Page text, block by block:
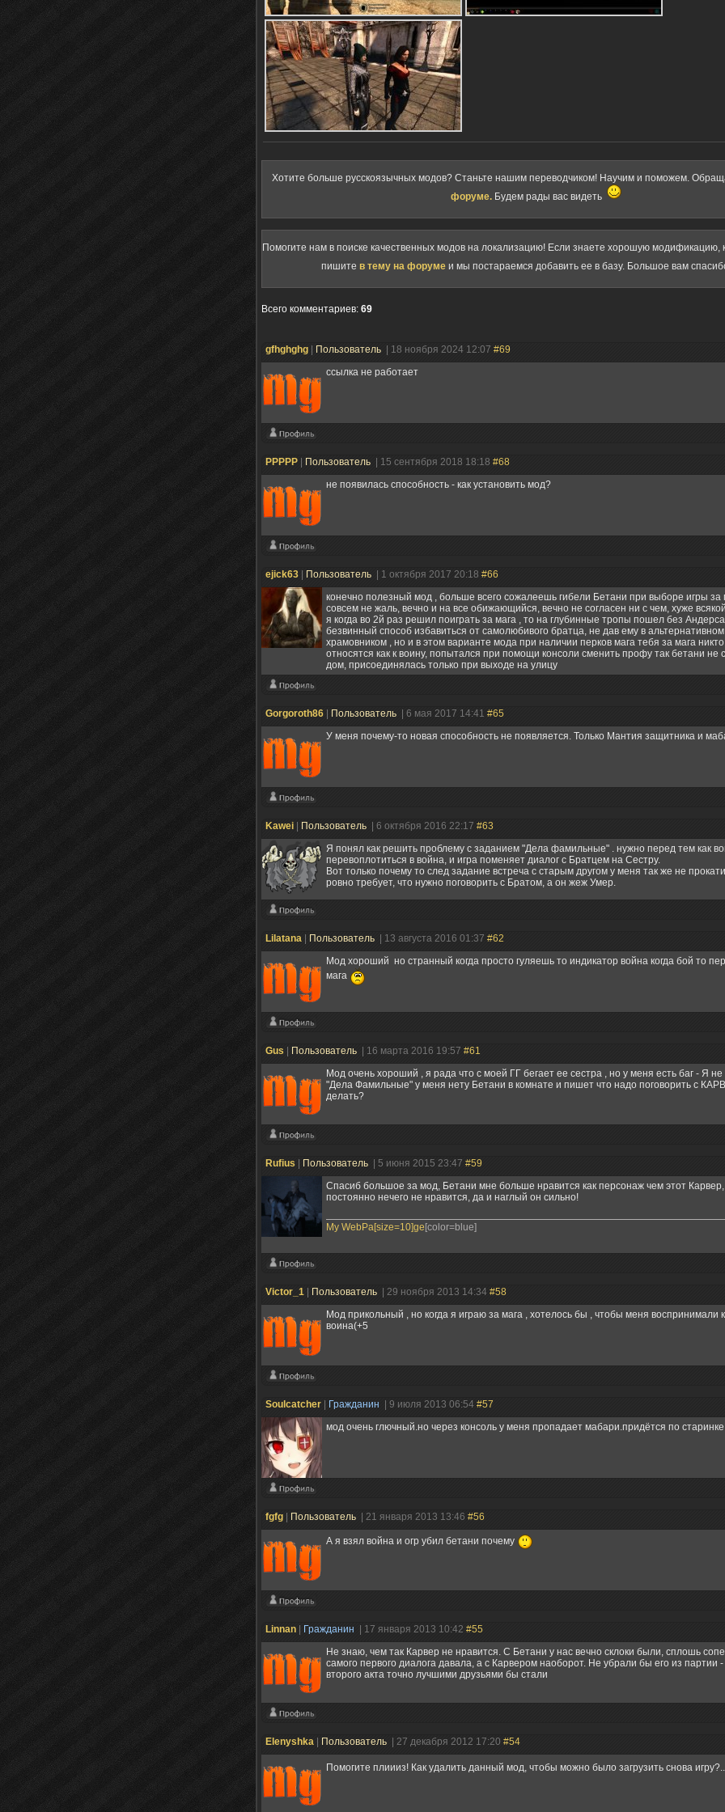
Хотите больше русскоязычных модов? Станьте нашим переводчиком! Научим и поможем.
форуме. Будем рады вас видеть
Помогите нам в поиске качественных модов на локализацию! Если знаете хорошую модификацию,
пишите в тему на форуме и мы постараемся добавить ее в базу. Большое вам
Всего комментариев: 69
gfhghghg Пользователь | 18 ноября 2024 12:07 #69
ссылка не работает
PPPPP Пользователь | 15 сентября 2018 18:18 #68
не появилась способность - как установить мод?
ejick63 Пользователь | 1 октября 2017 20:18 #66
конечно полезный мод , больше всего сожалеешь гибели Бетани при выборе игры за
совсем не жаль, вечно и на все обижающийся, вечно не согласен ни с чем, хуже
я когда во 2й раз решил поиграть за мага , то на глубинные тропы пошел без
безвинный способ избавиться от самолюбивого братца, не дав ему в
храмовником , но и в этом варианте мода при наличии перков мага тебя за мага
относятся как к воину, попытался при помощи консоли сменить профу так бетани не
дом, присоединялась только при выходе на улицу
Gorgoroth86 Пользователь | 6 мая 2017 14:41 #65
У меня почему-то новая способность не появляется. Только Мантия защитника и
Kawei Пользователь | 6 октября 2016 22:17 #63
Я понял как решить проблему с заданием "Дела фамильные" . нужно перед тем как
перевоплотиться в война, и игра поменяет диалог с Братцем на Сестру.
Вот только почему то след задание встреча с старым другом у меня так же не
ровно требует, что нужно поговорить с Братом, а он жеж Умер.
Lilatana Пользователь | 13 августа 2016 01:37 #62
Мод хороший но странный когда просто гуляешь то индикатор война когда бой то
мага
Gus Пользователь | 16 марта 2016 19:57 #61
Мод очень хороший , я рада что с моей ГГ бегает ее сестра , но у меня есть баг - Я не
"Дела Фамильные" у меня нету Бетани в комнате и пишет что надо поговорить с
делать?
Rufius Пользователь | 5 июня 2015 23:47 #59
Спасиб большое за мод, Бетани мне больше нравится как персонаж чем этот Карвер,
постоянно нечего не нравится, да и наглый он сильно!
My WebPa[size=10]ge [color=blue]
Victor_1 Пользователь | 29 ноября 2013 14:34 #58
Мод прикольный , но когда я играю за мага , хотелось бы , чтобы меня воспринимали
воина(+5
Soulcatcher Гражданин | 9 июля 2013 06:54 #57
мод очень глючный.но через консоль у меня пропадает мабари.придётся по старинке
fgfg Пользователь | 21 января 2013 13:46 #56
А я взял война и огр убил бетани почему
Linnan Гражданин | 17 января 2013 10:42 #55
Не знаю, чем так Карвер не нравится. С Бетани у нас вечно склоки были, сплошь
самого первого диалога давала, а с Карвером наоборот. Не убрали бы его из партии
второго акта точно лучшими друзьями бы стали
Elenyshka Пользователь | 27 декабря 2012 17:20 #54
Помогите плиииз! Как удалить данный мод, чтобы можно было загрузить снова